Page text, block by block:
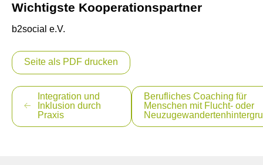
Wichtigste Kooperationspartner
b2social e.V.
Seite als PDF drucken
Beitragsnavigation
Integration und
Inklusion durch
Praxis
Berufliches Coaching für
Menschen mit Flucht- oder